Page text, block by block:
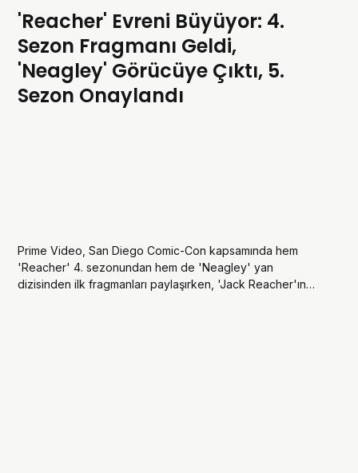
'Reacher' Evreni Büyüyor: 4.
Sezon Fragmanı Geldi,
'Neagley' Görücüye Çıktı, 5.
Sezon Onaylandı
Prime Video, San Diego Comic-Con kapsamında hem
'Reacher' 4. sezonundan hem de 'Neagley' yan
dizisinden ilk fragmanları paylaşırken, 'Jack Reacher'ın